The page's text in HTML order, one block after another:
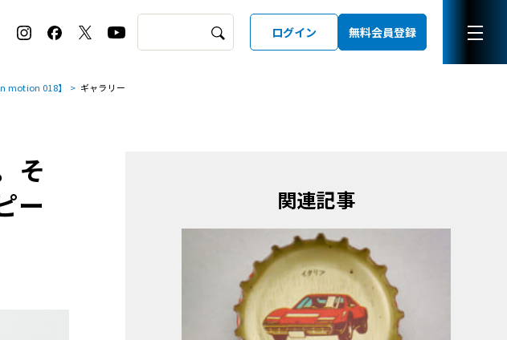
ルピナ
アバルト
ィアット
ストン・マーティン
イヤーズガイド
ミート2026横浜
ミート2025横浜
ログイン 無料会員登録
motion 018】 ギャラリー
そ
ー
関連記事